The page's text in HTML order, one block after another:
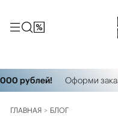
рублей! Оформи заказ
ГЛАВНАЯ БЛОГ